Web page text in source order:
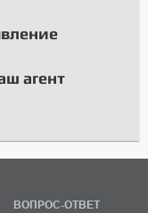
агент
ВОПРОС-ОТВЕТ